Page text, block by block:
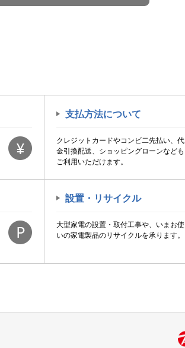
支払方法について
クレジットカードやコンビ二先払い、代
金引換配送、ショッピングローンなども
ご利用いただけます。
設置・リサイクル
大型家電の設置・取付工事や、いまお使
いの家電製品のリサイクルを承ります。